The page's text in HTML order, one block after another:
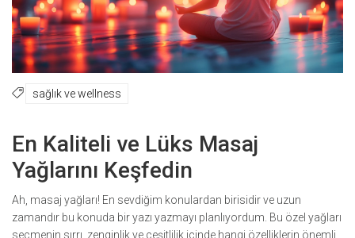
sağlık ve wellness
En Kaliteli ve Lüks Masaj
Yağlarını Keşfedin
Ah, masaj yağları! En sevdiğim konulardan birisidir ve uzun
zamandır bu konuda bir yazı yazmayı planlıyordum. Bu özel yağları
seçmenin sırrı, zenginlik ve çeşitlilik içinde hangi özelliklerin önemli